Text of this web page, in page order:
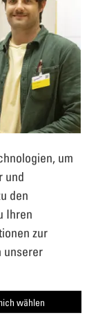
um
und
den
Ihren
zur
unserer
wählen
Über KIGI
mit
ein erstes